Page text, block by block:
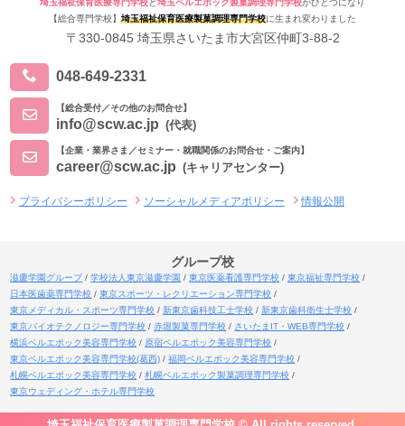
埼玉福祉保育医療専門学校と埼玉ベルエポック製菓調理専門学校がひとつになり
【総合専門学校】 埼玉福祉保育医療製菓調理専門学校に生まれ変わりました
〒330-0845 埼玉県さいたま市大宮区仲町3-88-2
048-649-2331
【総合受付／その他のお問合せ】
info@scw.ac.jp (代表)
【企業・業界さま／セミナー・就職関係のお問合せ・ご案内】
career@scw.ac.jp (キャリアセンター)
プライバシーポリシー ソーシャルメディアポリシー 情報公開
グループ校
滋慶学園グループ 学校法人東京滋慶学園 東京医薬看護専門学校
東京福祉専門学校
日本医歯薬専門学校
東京スポーツ・レクリエーション専門学校
東京メディカル・スポーツ専門学校
新東京歯科技工士学校
新東京歯科衛生士学校
東京バイオテクノロジー専門学校
赤堀製菓専門学校
さいたまIT・WEB専門学校
横浜ベルエポック美容専門学校
原宿ベルエポック美容専門学校
東京ベルエポック美容専門学校(葛西)
福岡ベルエポック美容専門学校
札幌ベルエポック美容専門学校
札幌ベルエポック製菓調理専門学校
東京ウェディング・ホテル専門学校